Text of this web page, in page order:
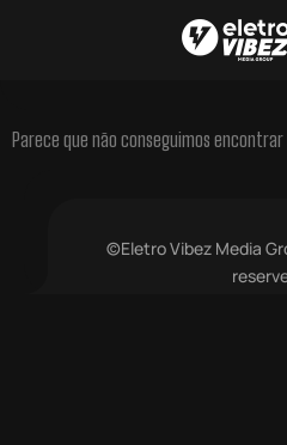
Parece que não conseguimos
©Eletro Vibez Media